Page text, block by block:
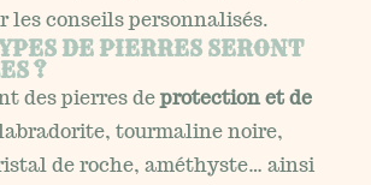
les conseils personnalisés.
DE PIERRES SERONT
?
des pierres deprotection et de
tourmaline noire,
de roche, améthyste… ainsi